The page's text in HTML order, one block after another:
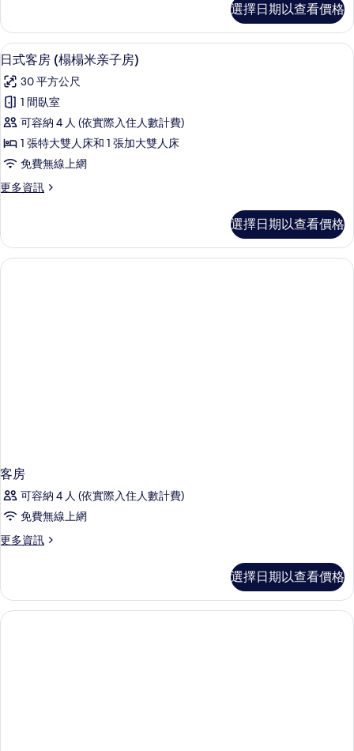
相
片
客
房
的
情
選擇日期以查看價格
顯
示
日
式
客
房
(榻
榻
亲
子
日式客房 (榻榻米亲子房) | 羽絨被、
5
日式客房 (榻榻米亲子房)
30 平方公尺
1 間臥室
可容納 4 人 (依實際入住人數計費)
1 張特大雙人床和 1 張加大雙人床
免費無線上網
更多資訊
更
客
房
(榻
選擇日期以查看價格
客房
可容納 4 人 (依實際入住人數計費)
免費無線上網
更多資訊
更
的
詳
情
選擇日期以查看價格